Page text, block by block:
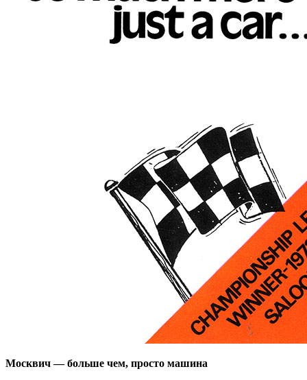
Москвич — больше чем, просто машина